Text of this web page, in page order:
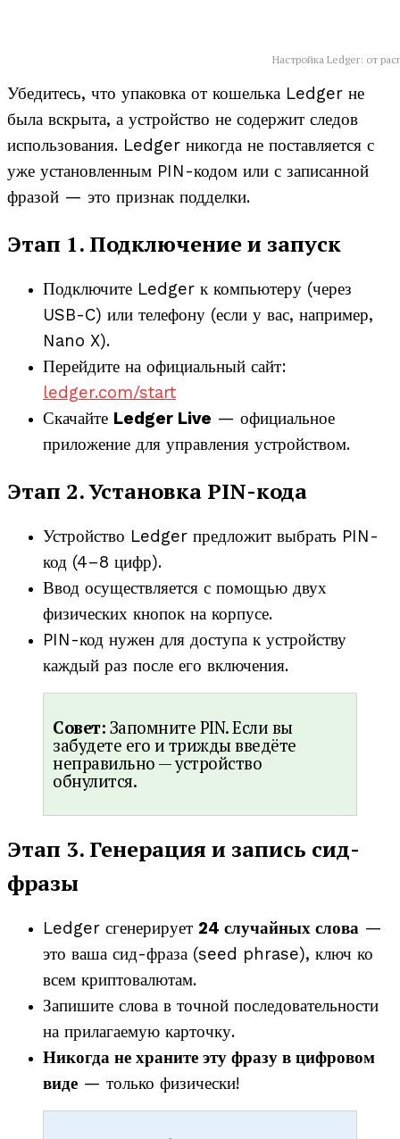
Настройка Ledger: от
Убедитесь, что упаковка от кошелька Ledger не
была вскрыта, а устройство не содержит следов
использования. Ledger никогда не поставляется с
уже установленным PIN-кодом или с записанной
фразой — это признак подделки.
Этап 1. Подключение и запуск
Подключите Ledger к компьютеру (через
USB-C) или телефону (если у вас, например,
Nano X).
Перейдите на официальный сайт:
ledger.com/start
Скачайте Ledger Live — официальное
приложение для управления устройством.
Этап 2. Установка PIN-кода
Устройство Ledger предложит выбрать PIN-
код (4–8 цифр).
Ввод осуществляется с помощью двух
физических кнопок на корпусе.
PIN-код нужен для доступа к устройству
каждый раз после его включения.
Совет: Запомните PIN. Если вы
забудете его и трижды введёте
неправильно — устройство
обнулится.
Этап 3. Генерация и запись сид-
фразы
Ledger сгенерирует 24 случайных слова —
это ваша сид-фраза (seed phrase), ключ ко
всем криптовалютам.
Запишите слова в точной последовательности
на прилагаемую карточку.
Никогда не храните эту фразу в цифровом
виде — только физически!